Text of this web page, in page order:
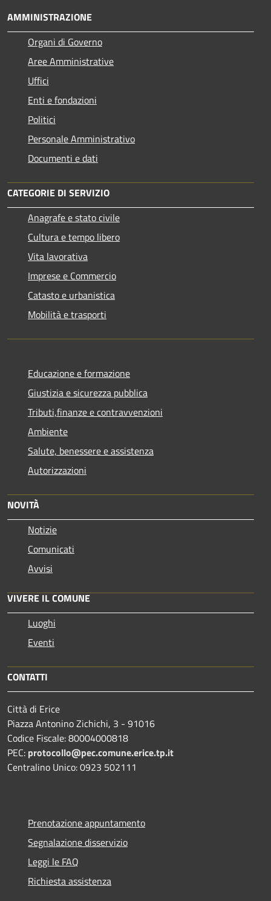
AMMINISTRAZIONE
Organi di Governo
Aree Amministrative
Uffici
Enti e fondazioni
Politici
Personale Amministrativo
Documenti e dati
CATEGORIE DI SERVIZIO
Anagrafe e stato civile
Cultura e tempo libero
Vita lavorativa
Imprese e Commercio
Catasto e urbanistica
Mobilità e trasporti
Educazione e formazione
Giustizia e sicurezza pubblica
Tributi,finanze e contravvenzioni
Ambiente
Salute, benessere e assistenza
Autorizzazioni
NOVITÀ
Notizie
Comunicati
Avvisi
VIVERE IL COMUNE
Luoghi
Eventi
CONTATTI
Città di Erice
Piazza Antonino Zichichi, 3 - 91016
Codice Fiscale: 80004000818
PEC: protocollo@pec.comune.erice.tp.it
Centralino Unico: 0923 502111
Prenotazione appuntamento
Segnalazione disservizio
Leggi le FAQ
Richiesta assistenza